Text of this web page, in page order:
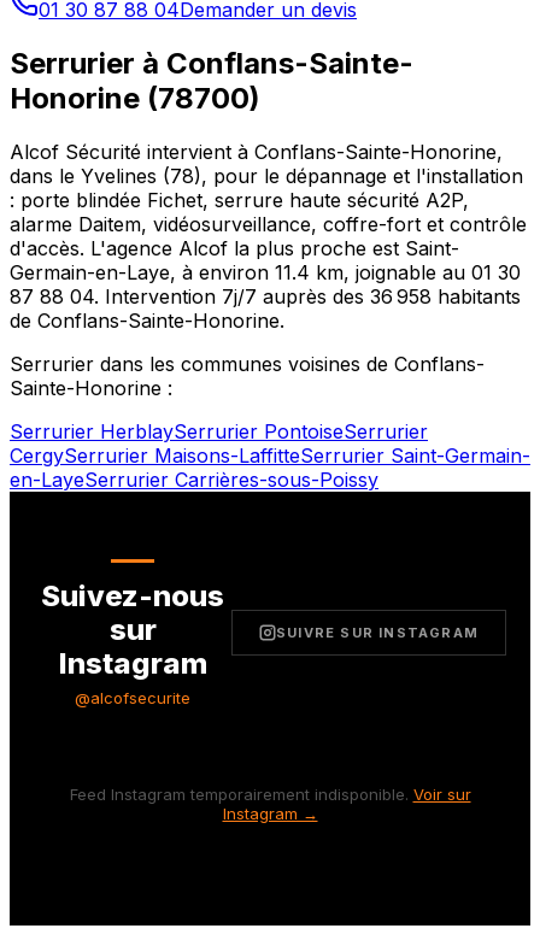
01 30 87 88 04Demander un devis
Serrurier à Conflans-Sainte-
Honorine (78700)
Alcof Sécurité intervient à Conflans-Sainte-Honorine,
dans le Yvelines (78), pour le dépannage et l'installation
: porte blindée Fichet, serrure haute sécurité A2P,
alarme Daitem, vidéosurveillance, coffre-fort et contrôle
d'accès. L'agence Alcof la plus proche est Saint-
Germain-en-Laye, à environ 11.4 km, joignable au 01 30
87 88 04. Intervention 7j/7 auprès des 36 958 habitants
de Conflans-Sainte-Honorine.
Serrurier dans les communes voisines de Conflans-
Sainte-Honorine :
Serrurier HerblaySerrurier PontoiseSerrurier
CergySerrurier Maisons-LaffitteSerrurier Saint-Germain-
en-LayeSerrurier Carrières-sous-Poissy
Suivez-nous
sur
Instagram
@alcofsecurite
SUIVRE SUR INSTAGRAM
Feed Instagram temporairement indisponible. Voir sur
Instagram →